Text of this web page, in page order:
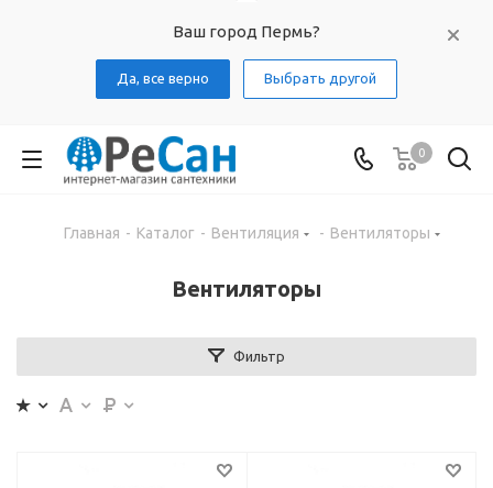
Ваш город Пермь?
Да, все верно Выбрать другой
0
Главная - Каталог - Вентиляция - Вентиляторы
Вентиляторы
Фильтр